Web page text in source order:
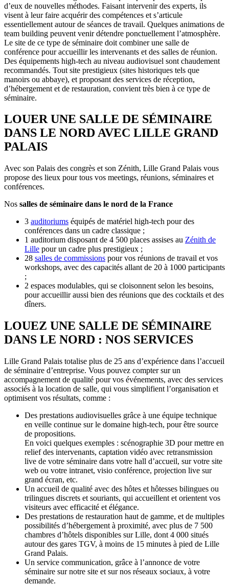
d’eux de nouvelles méthodes. Faisant intervenir des experts, ils
visent à leur faire acquérir des compétences et s’articule
essentiellement autour de séances de travail. Quelques animations de
team building peuvent venir détendre ponctuellement l’atmosphère.
Le site de ce type de séminaire doit combiner une salle de
conférence pour accueillir les intervenants et des salles de réunion.
Des équipements high-tech au niveau audiovisuel sont chaudement
recommandés. Tout site prestigieux (sites historiques tels que
manoirs ou abbaye), et proposant des services de réception,
d’hébergement et de restauration, convient très bien à ce type de
séminaire.
LOUER UNE SALLE DE SÉMINAIRE
DANS LE NORD AVEC LILLE GRAND
PALAIS
Avec son Palais des congrès et son Zénith, Lille Grand Palais vous
propose des lieux pour tous vos meetings, réunions, séminaires et
conférences.
Nos salles de séminaire dans le nord de la France
3 auditoriums équipés de matériel high-tech pour des
conférences dans un cadre classique ;
1 auditorium disposant de 4 500 places assises au Zénith de
Lille pour un cadre plus prestigieux ;
28 salles de commissions pour vos réunions de travail et vos
workshops, avec des capacités allant de 20 à 1000 participants
;
2 espaces modulables, qui se cloisonnent selon les besoins,
pour accueillir aussi bien des réunions que des cocktails et des
dîners.
LOUEZ UNE SALLE DE SÉMINAIRE
DANS LE NORD : NOS SERVICES
Lille Grand Palais totalise plus de 25 ans d’expérience dans l’accueil
de séminaire d’entreprise. Vous pouvez compter sur un
accompagnement de qualité pour vos événements, avec des services
associés à la location de salle, qui vous simplifient l’organisation et
optimisent vos résultats, comme :
Des prestations audiovisuelles grâce à une équipe technique
en veille continue sur le domaine high-tech, pour être source
de propositions.
En voici quelques exemples : scénographie 3D pour mettre en
relief des intervenants, captation vidéo avec retransmission
live de votre séminaire dans votre hall d’accueil, sur votre site
web ou votre intranet, visio conférence, projection live sur
grand écran, etc.
Un accueil de qualité avec des hôtes et hôtesses bilingues ou
trilingues discrets et souriants, qui accueillent et orientent vos
visiteurs avec efficacité et élégance.
Des prestations de restauration haut de gamme, et de multiples
possibilités d’hébergement à proximité, avec plus de 7 500
chambres d’hôtels disponibles sur Lille, dont 4 000 situés
autour des gares TGV, à moins de 15 minutes à pied de Lille
Grand Palais.
Un service communication, grâce à l’annonce de votre
séminaire sur notre site et sur nos réseaux sociaux, à votre
demande.